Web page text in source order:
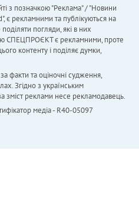
з позначкою "Реклама" / "Новини
є рекламними та публікуються на
погляди, які в них
СПЕЦПРОЄКТ є рекламними, проте
контенту і поділяє думки,
факти та оціночні судження,
Згідно з українським
зміст реклами несе рекламодавець.
медіа - R40-05097